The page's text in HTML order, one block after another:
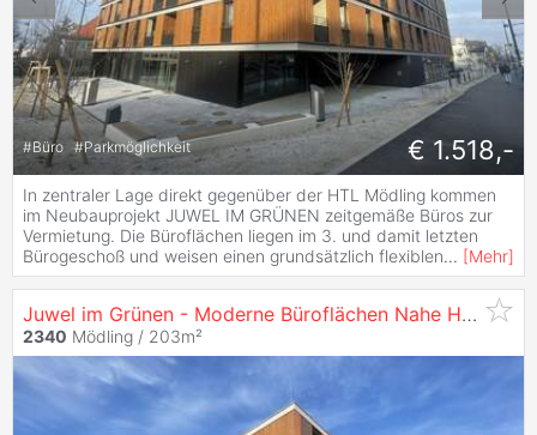
#Büro #Parkmöglichkeit € 1.518,-
In zentraler Lage direkt gegenüber der HTL Mödling kommen
im Neubauprojekt JUWEL IM GRÜNEN zeitgemäße Büros zur
Vermietung. Die Büroflächen liegen im 3. und damit letzten
Bürogeschoß und weisen einen grundsätzlich flexiblen... [Mehr]
Juwel im Grünen - Moderne Büroflächen Nahe Htl Mödling zu
2340 Mödling / 203m²